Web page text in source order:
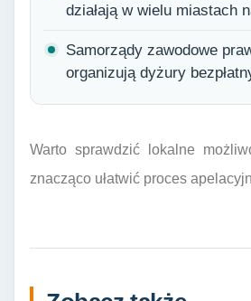
działają w wielu miastach
Samorządy zawodowe
organizują dyżury
Warto sprawdzić lokalne
znacząco ułatwić proces